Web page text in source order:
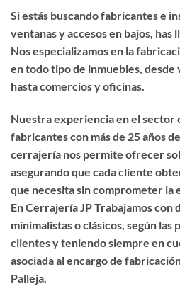
Si estás buscandofabricantes e
ventanas y accesos en bajos, has
Nos especializamos en la
en todo tipo de inmuebles,
hasta comercios y oficinas.
Nuestra experiencia en el sector
fabricantes con más de 25 años
cerrajería nos permite ofrecer
asegurando que cada cliente
que necesita sin comprometer la
En Cerrajería JP Trabajamos con
minimalistas o clásicos, según
clientes y teniendo siempre en
asociada al encargo de
Palleja.